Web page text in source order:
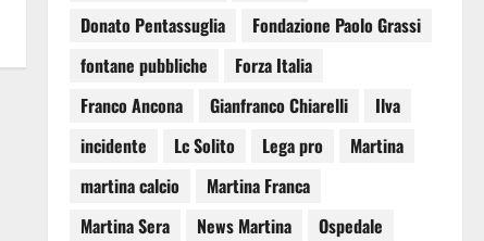
Donato Pentassuglia
Fondazione Paolo Grassi
fontane pubbliche
Forza Italia
Franco Ancona
Gianfranco Chiarelli
Ilva
incidente
Lc Solito Lega pro
Martina
martina calcio
Martina Franca
Martina Sera
News Martina
Ospedale